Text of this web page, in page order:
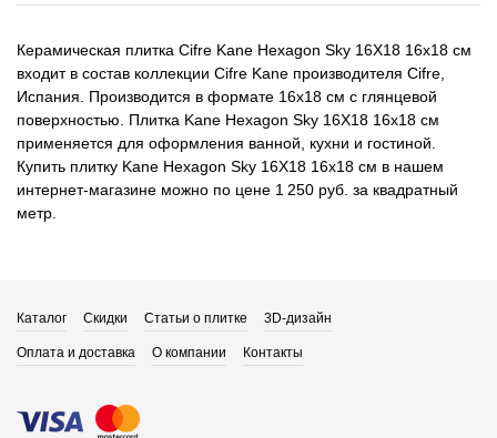
Керамическая плитка Cifre Kane Hexagon Sky 16X18 16x18 см
входит в состав коллекции Cifre Kane производителя Cifre,
Испания. Производится в формате 16x18 см с глянцевой
поверхностью. Плитка Kane Hexagon Sky 16X18 16x18 см
применяется для оформления ванной, кухни и гостиной.
Купить плитку Kane Hexagon Sky 16X18 16x18 см в нашем
интернет-магазине можно по цене 1 250 руб. за квадратный
метр.
Каталог Скидки Статьи о плитке 3D-дизайн
Оплата и доставка О компании Контакты